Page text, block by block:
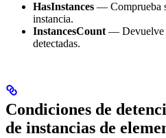
HasInstances — Comprueba
instancia.
InstancesCount — Devuelve
detectadas.
Condiciones de
de instancias de